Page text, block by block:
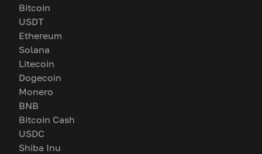
Bitcoin
USDT
Ethereum
Solana
Litecoin
Dogecoin
Monero
BNB
Bitcoin Cash
USDC
Shiba Inu